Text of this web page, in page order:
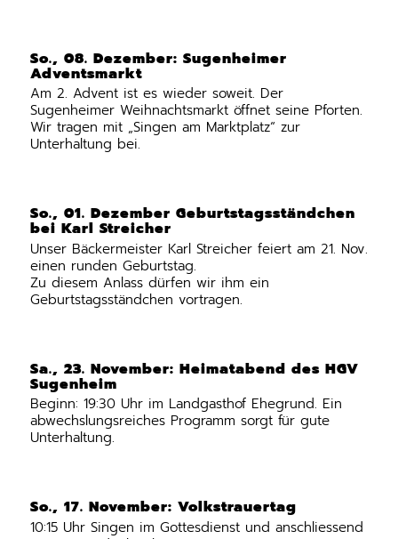
So., 08. Dezember: Sugenheimer
Adventsmarkt
Am 2. Advent ist es wieder soweit. Der
Sugenheimer Weihnachtsmarkt öffnet seine Pforten.
Wir tragen mit „Singen am Marktplatz“ zur
Unterhaltung bei.
So., 01. Dezember Geburtstagsständchen
bei Karl Streicher
Unser Bäckermeister Karl Streicher feiert am 21. Nov.
einen runden Geburtstag.
Zu diesem Anlass dürfen wir ihm ein
Geburtstagsständchen vortragen.
Sa., 23. November: Heimatabend des HGV
Sugenheim
Beginn: 19:30 Uhr im Landgasthof Ehegrund. Ein
abwechslungsreiches Programm sorgt für gute
Unterhaltung.
So., 17. November: Volkstrauertag
10:15 Uhr Singen im Gottesdienst und anschliessend